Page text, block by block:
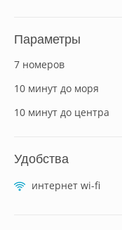
Параметры
7 номеров
10 минут до моря
10 минут до центра
Удобства
интернет wi-fi